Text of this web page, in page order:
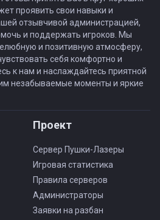
проявить свои навыки и
отзывчивой администрацией,
и поддержать игроков. Мы
и позитивную атмосферу,
себя комфортно и
к нам и наслаждайтесь приятной
незабываемые моменты и яркие
Проект
Сервер Пушки-Лазеры
Игровая статистика
Правила серверов
Администраторы
Заявки на разбан